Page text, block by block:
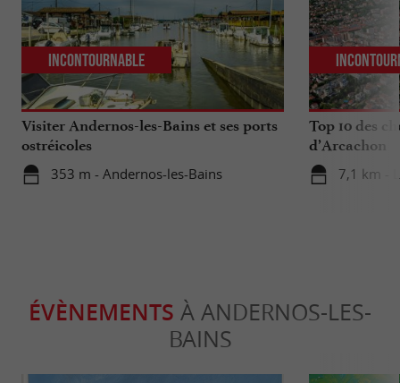
Visiter Andernos-les-Bains et ses ports
ostréicoles
353 m - Andernos-les-Bains
Incontournable
Top 10 des
d’Arcachon
7,1 km -
ÉVÈNEMENTS À ANDERNOS-LES-
BAINS